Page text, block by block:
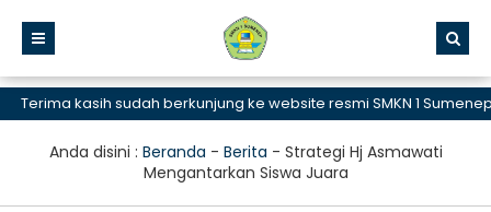
kasih sudah berkunjung ke website resmi SMKN 1 Sumenep,
Anda disini : Beranda - Berita - Strategi Hj Asmawati
Mengantarkan Siswa Juara